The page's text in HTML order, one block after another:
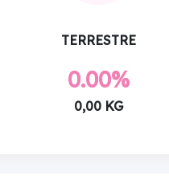
TERRESTRE
0.00%
0,00 KG